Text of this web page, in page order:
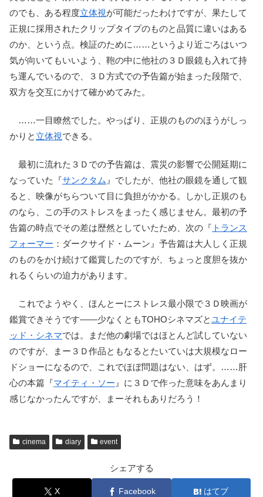
のでも、ある程度立体視が可能だったわけですが、果たして
正規に採用されたクリップタイプのものと品質に違いはある
のか、という点。検証のために……というより近ごろはいつ
気が向いてもいいよう、鞄の中に他社の３Ｄ眼鏡も入れて持
ち運んでいるので、３Ｄ方式での予告篇が始まった段階で、
双方を交互にかけて確かめてみた。
……一目瞭然でした。やっぱり、正規のもののほうがしっ
かりと 立体視できる。
最初に流れた３Ｄでの予告篇は、震災の影響で公開延期に
なっていた『サンクタム 』でしたが、他社の眼鏡を通して観
ると、映像がちらついて目に負担がかかる。しかし正規のも
のなら、この手のストレスをまったく感じません。最初の予
告篇の時点でその差は歴然としていたため、次の『 トランス
フォーマー ：ダークサイド・ムーン』予告篇は大人しく正規
のものをかけ続けて鑑賞したのですが、ちょっと度胆を抜か
れるくらいの迫力があります。
これでようやく、ほんとーにストレス最小限で３Ｄ映画が
鑑賞できそうです――少なくともTOHOシネマズとユナイテ
ッド・シネマでは。まだ他の劇場ではほとんど試していない
のですが、まー３Ｄ作品ともなるとたいていは大規模なロー
ドショーになるので、これでほぼ問題はない、はず。……肝
心の本篇『マイティ・ソー 』に３Ｄで作った意味をあんまり
感じなかったんですが、まーそれもありだろう！
cinema diary event
シェアする
X Facebook はてブ